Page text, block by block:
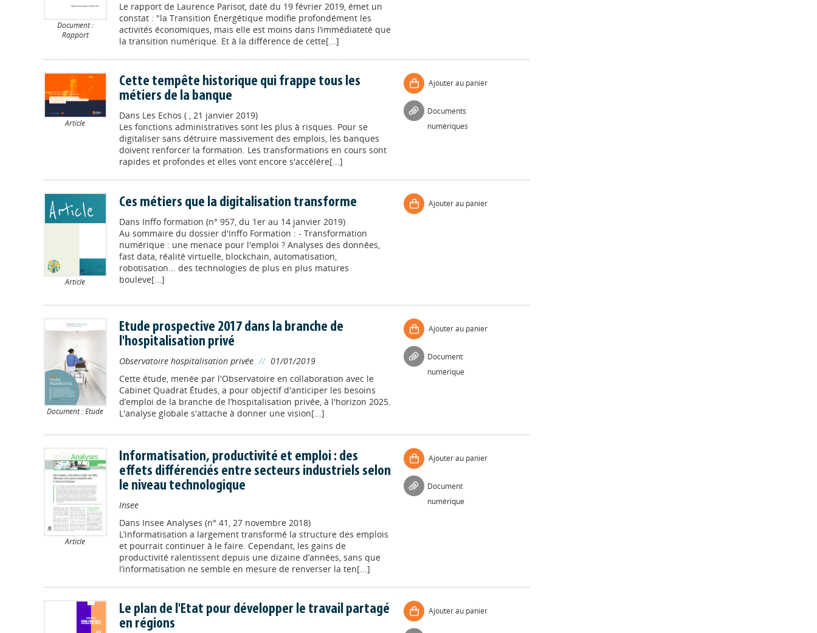
Document :
Rapport
Le rapport de Laurence Parisot, daté du 19 février 2019, émet un
constat : "la Transition Énergétique modifie profondément les
activités économiques, mais elle est moins dans l’immédiateté que
la transition numérique. Et à la différence de cette[...]
Article
Cette tempête historique qui frappe tous les
métiers de la banque
Dans Les Echos ( , 21 janvier 2019)
Les fonctions administratives sont les plus à risques. Pour se
digitaliser sans détruire massivement des emplois, les banques
doivent renforcer la formation. Les transformations en cours sont
rapides et profondes et elles vont encore s'accélére[...]
Ajouter au panier
Documents
numériques
Article
Ces métiers que la digitalisation transforme
Dans Inffo formation (n° 957, du 1er au 14 janvier 2019)
Au sommaire du dossier d'Inffo Formation : - Transformation
numérique : une menace pour l'emploi ? Analyses des données,
fast data, réalité virtuelle, blockchain, automatisation,
robotisation... des technologies de plus en plus matures
bouleve[...]
Ajouter au panier
Document : Etude
Etude prospective 2017 dans la branche de
l'hospitalisation privé
Observatoire hospitalisation privée // 01/01/2019
Cette étude, menée par l'Observatoire en collaboration avec le
Cabinet Quadrat Études, a pour objectif d'anticiper les besoins
d’emploi de la branche de l’hospitalisation privée, à l'horizon 2025.
L'analyse globale s'attache à donner une vision[...]
Ajouter au panier
Document
numérique
Article
Informatisation, productivité et emploi : des
effets différenciés entre secteurs industriels selon
le niveau technologique
Insee
Dans Insee Analyses (n° 41, 27 novembre 2018)
L’informatisation a largement transformé la structure des emplois
et pourrait continuer à le faire. Cependant, les gains de
productivité ralentissent depuis une dizaine d’années, sans que
l’informatisation ne semble en mesure de renverser la ten[...]
Ajouter au panier
Document
numérique
Le plan de l'Etat pour développer le travail partagé
en régions
Ajouter au panier